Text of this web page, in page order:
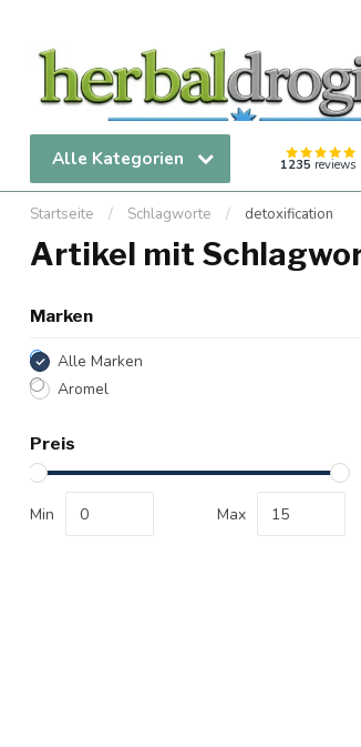
Alle Kategorien 1235 reviews
Startseite / Schlagworte / detoxification
Artikel mit
Marken
Alle Marken
Aromel
Preis
Min Max